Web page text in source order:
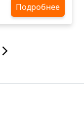
Подробнее